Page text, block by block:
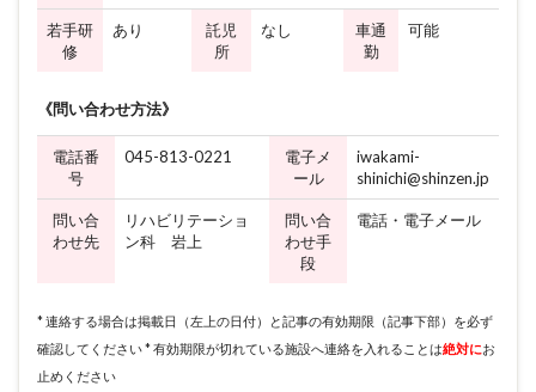
若手研
修
あり
託児
所
なし
車通
勤
可能
《問い合わせ方法》
電話番
号
045-813-0221
電子メ
ール
iwakami-
shinichi@shinzen.jp
問い合
わせ先
リハビリテーショ
ン科 岩上
問い合
わせ手
段
電話・電子メール
* 連絡する場合は掲載日（左上の日付）と記事の有効期限（記事下部）を必ず
確認してください * 有効期限が切れている施設へ連絡を入れることは絶対にお
止めください